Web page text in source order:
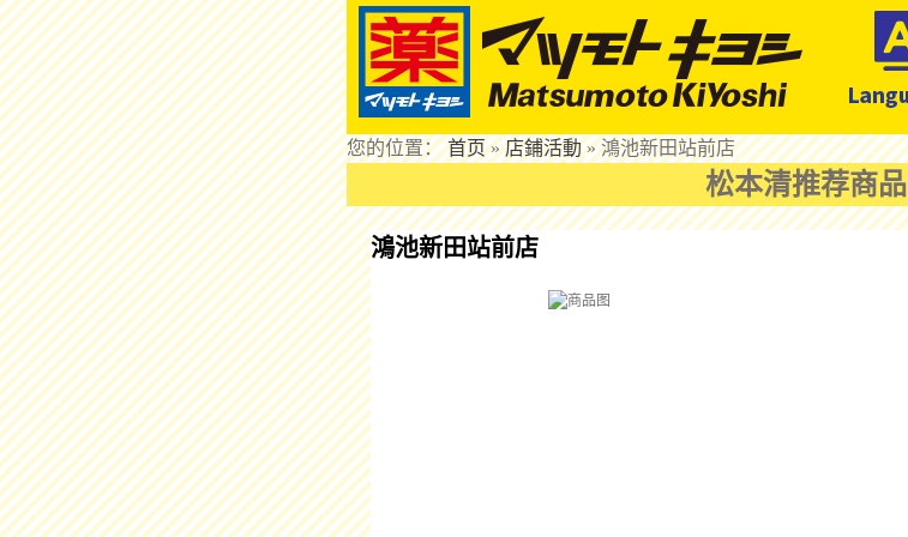
您的位置：首页»店鋪活動»鴻池新田站前店
松本清推荐商品
鴻池新田站前店